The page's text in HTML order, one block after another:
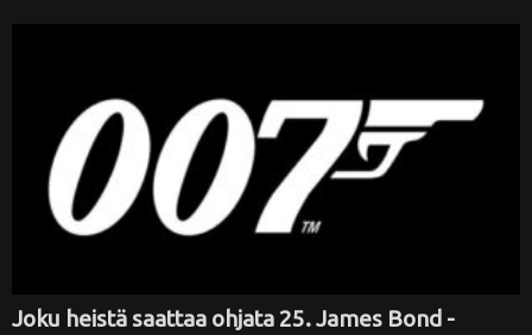
Joku heistä saattaa ohjata 25. James Bond -